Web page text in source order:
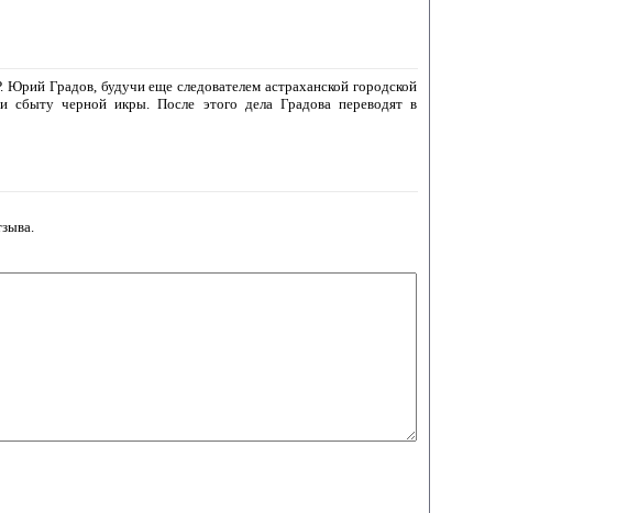
Градов, будучи еще следователем астраханской городской
сбыту черной икры. После этого дела Градова переводят в